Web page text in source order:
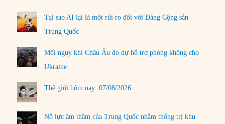
Tại sao AI lại là một rủi ro đối với Đảng Cộng sản
Trung Quốc
Mối nguy khi Châu Âu do dự hỗ trợ phòng không cho
Ukraine
Thế giới hôm nay: 07/08/2026
Nỗ lực âm thầm của Trung Quốc nhằm thống trị khu